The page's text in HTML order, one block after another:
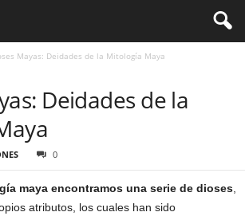
Mayas: Deidades de la Mitología Maya
Deidades de la
0
maya encontramos una serie de dioses
atributos, los cuales han sido